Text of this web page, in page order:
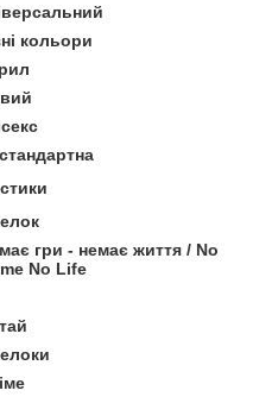
кольори
гри - немає життя / No
No Life